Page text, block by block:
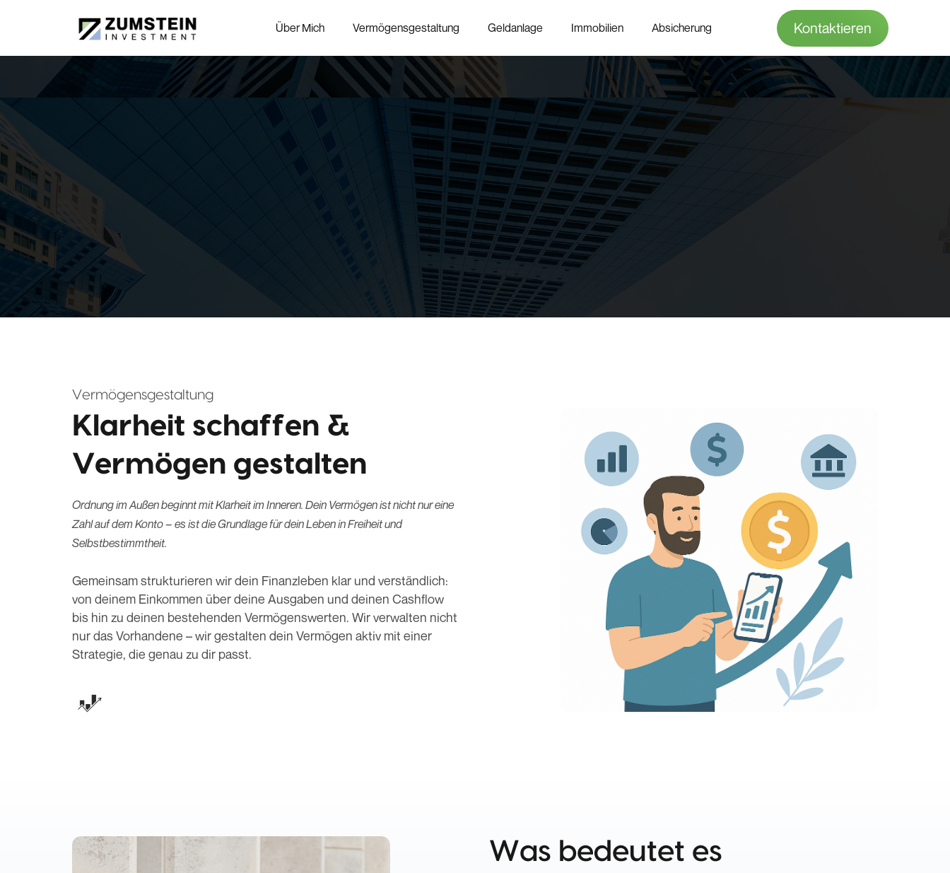
Über Mich Vermögensgestaltung Geldanlage Immobilien Absicherung Kontaktieren
Vermögensgestaltung
Klarheit schaffen &
Vermögen gestalten
Ordnung im Außen beginnt mit Klarheit im Inneren. Dein Vermögen ist nicht nur eine
Zahl auf dem Konto – es ist die Grundlage für dein Leben in Freiheit und
Selbstbestimmtheit.
Gemeinsam strukturieren wir dein Finanzleben klar und verständlich:
von deinem Einkommen über deine Ausgaben und deinen Cashflow
bis hin zu deinen bestehenden Vermögenswerten. Wir verwalten nicht
nur das Vorhandene – wir gestalten dein Vermögen aktiv mit einer
Strategie, die genau zu dir passt.
Was bedeutet es